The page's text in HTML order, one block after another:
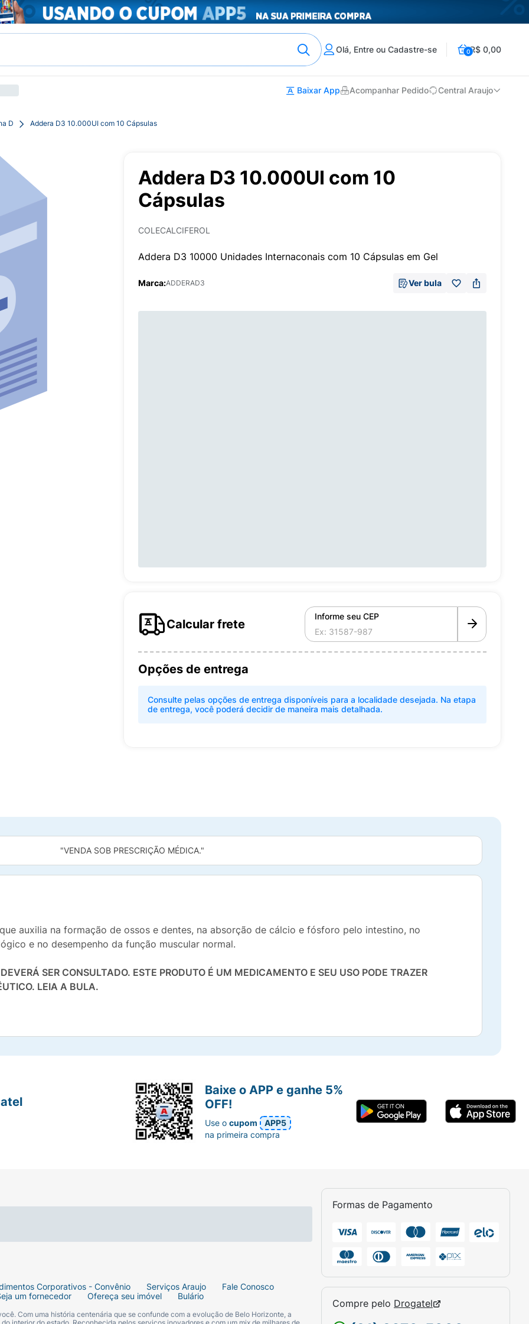
Olá, Entre ou Cadastre-se 0R$ 0,00
Baixar App Acompanhar Pedido Central Araujo
D Addera D3 10.000UI com 10 Cápsulas
Addera D3 10.000UI com 10
Cápsulas
COLECALCIFEROL
Addera D3 10000 Unidades Internaconais com 10 Cápsulas em Gel
Marca:ADDERAD3 Ver bula
Calcular frete
Informe seu CEP
Opções de entrega
Consulte pelas opções de entrega disponíveis para a localidade desejada. Na etapa
de entrega, você poderá decidir de maneira mais detalhada.
"VENDA SOB PRESCRIÇÃO MÉDICA."
auxilia na formação de ossos e dentes, na absorção de cálcio e fósforo pelo intestino, no
e no desempenho da função muscular normal.
SER CONSULTADO. ESTE PRODUTO É UM MEDICAMENTO E SEU USO PODE TRAZER
LEIA A BULA.
Corporativos - Convênio Serviços Araujo
Fale Conosco
um fornecedor Ofereça seu imóvel Bulário
Com uma história centenária que se confunde com a evolução de Belo Horizonte, a
Formas de Pagamento
Compre pelo Drogatel
Baixe o APP e ganhe 5%
OFF!
Use ocupom
APP5
na primeira compra